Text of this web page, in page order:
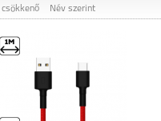
Név szerint